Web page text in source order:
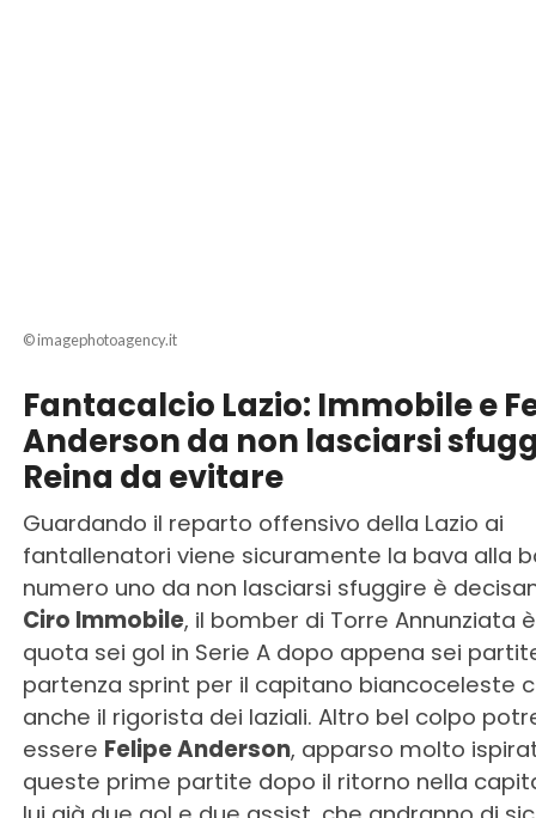
© imagephotoagency.it
Fantacalcio Lazio: Immobile e
Anderson da non lasciarsi
Reina da evitare
Guardando il reparto offensivo della Lazio ai
fantallenatori viene sicuramente la bava alla
numero uno da non lasciarsi sfuggire è
Ciro Immobile, il bomber di Torre Annunziata
quota sei gol in Serie A dopo appena sei
partenza sprint per il capitano biancoceleste
anche il rigorista dei laziali. Altro bel colpo
essere Felipe Anderson, apparso molto
queste prime partite dopo il ritorno nella